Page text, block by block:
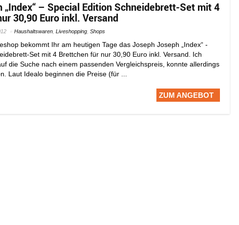
„Index“ – Special Edition Schneidebrett-Set mit 4
30,90 Euro inkl. Versand
Haushaltswaren Liveshopping Shops
bekommt Ihr am heutigen Tage das Joseph Joseph „Index“ -
Set mit 4 Brettchen für nur 30,90 Euro inkl. Versand. Ich
die Suche nach einem passenden Vergleichspreis, konnte allerdings
Laut Idealo beginnen die Preise (für ...
ZUM ANGEBOT